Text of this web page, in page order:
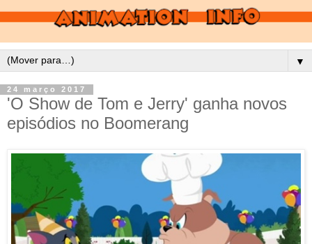
▼
24 março 2017
'O Show de Tom e Jerry' ganha novos
episódios no Boomerang